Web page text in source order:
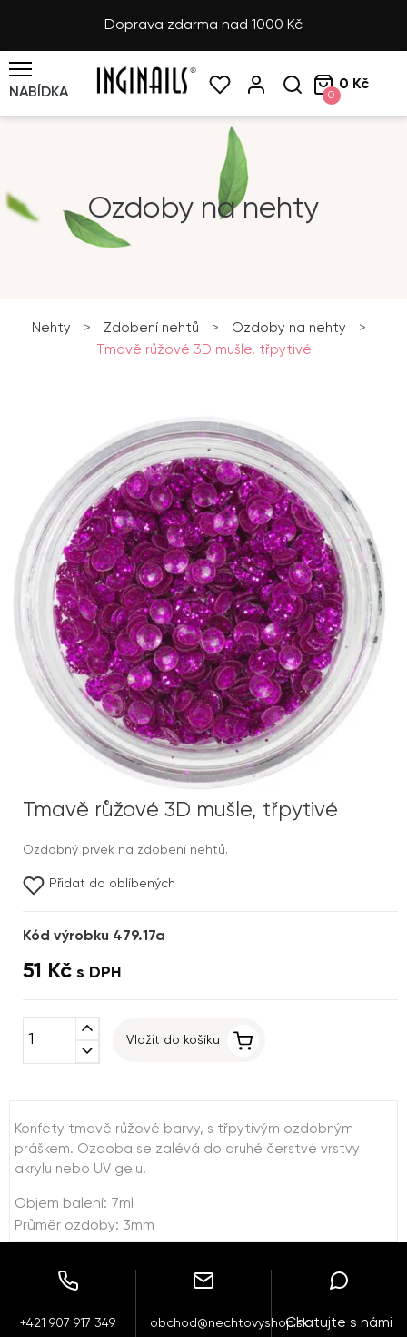
Doprava zdarma nad 1000 Kč
NABÍDKA 0
0 Kč
Ozdoby na nehty
Nehty > Zdobení nehtů > Ozdoby na nehty
>
Tmavě růžové 3D mušle, třpytivé
Tmavě růžové 3D mušle, třpytivé
Ozdobný prvek na zdobení nehtů.
Přidat do oblíbených
Kód výrobku 479.17a
51 Kč s DPH
expand_less
expand_more
Vložit do košíku
Konfety tmavě růžové barvy, s třpytivým ozdobným
práškem. Ozdoba se zalévá do druhé čerstvé vrstvy
akrylu nebo UV gelu.
Objem balení: 7ml
Průměr ozdoby: 3mm
+421 907 917 349 obchod@nechtovyshop.skChatujte s námi